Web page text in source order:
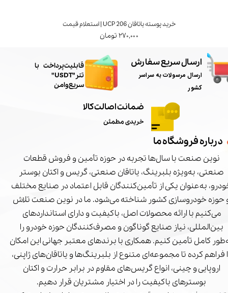
خرید پوسته یاتاقان UCP 205 | استعلام قیمت
ارسال سریع سفارش
ارسال مرسولات به سراسر
کشور
ضمانت اصالت کالا
خریدی مطمئن
درباره فروشگاه ما
نوین صنعت با سال‌ها تجربه در حوزه تأمین و فروش قطعات
صنعتی، به‌ویژه بلبرینگ، یاتاقان صنعتی، گریس و اکتان بوستر
به‌عنوان یکی از تأمین‌کنندگان قابل اعتماد در صنایع مختلف
حوزه خودروسازی کشور شناخته می‌شود. ما در نوین صنعت تلاش
می‌کنیم با ارائه محصولات اصل، باکیفیت و دارای استانداردهای
بین‌المللی، نیاز صنایع گوناگون و مصرف‌کنندگان حوزه خودرو را
کامل تأمین کنیم. همکاری با برندهای معتبر جهانی این امکان
فراهم کرده تا مجموعه‌ای متنوع از بلبرینگ‌ها و یاتاقان‌های ژاپنی،
اروپایی و چینی، انواع گریس‌های مقاوم در برابر حرارت و اکتان
بوسترهای باکیفیت را در اختیار مشتریان قرار دهیم.
​قابلیت پرداخت با
تتر"USDT"
سریع و امن